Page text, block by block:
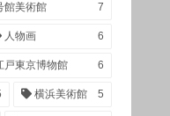
館美術館 7
人物画 6
戸東京博物館 6
横浜美術館 5